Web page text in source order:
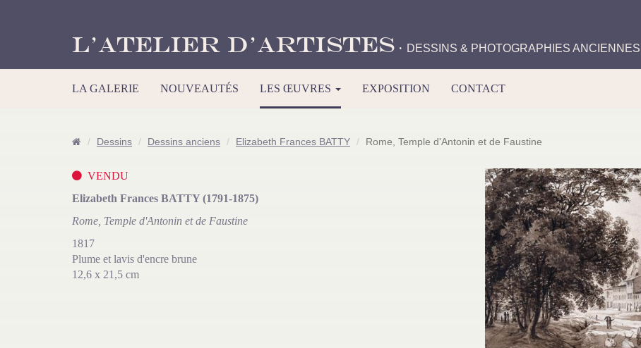
L’Atelier d’Artistes · DESSINS & PHOTOGRAPHIES ANCIENNES
LA GALERIE NOUVEAUTÉS LES ŒUVRES EXPOSITION CONTACT
Dessins Dessins anciens Elizabeth Frances BATTY Rome, Temple d'Antonin et de Faustine
VENDU
Elizabeth Frances BATTY (1791-1875)
Rome, Temple d'Antonin et de Faustine
1817
Plume et lavis d'encre brune
12,6 x 21,5 cm